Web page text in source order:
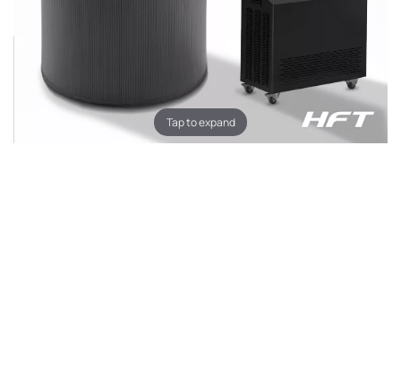
Tap to expand